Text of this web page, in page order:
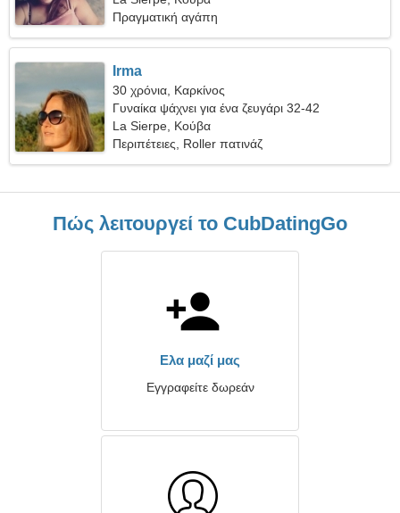
Πραγματική αγάπη
Irma
30 χρόνια, Καρκίνος
Γυναίκα ψάχνει για ένα ζευγάρι 32-42
La Sierpe, Κούβα
Περιπέτειες, Roller πατινάζ
Πώς λειτουργεί το CubDatingGo
Ελα μαζί μας
Εγγραφείτε δωρεάν